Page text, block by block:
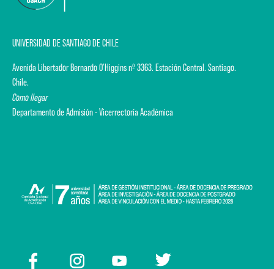
UNIVERSIDAD DE SANTIAGO DE CHILE
Avenida Libertador Bernardo O'Higgins nº 3363. Estación Central. Santiago.
Chile.
Como llegar
Departamento de Admisión - Vicerrectoría Académica